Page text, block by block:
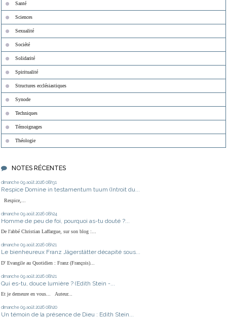
Santé
Sciences
Sexualité
Société
Solidarité
Spiritualité
Structures ecclésiastiques
Synode
Techniques
Témoignages
Théologie
NOTES RÉCENTES
dimanche 09 août 2026 08h31
Respice Domine in testamentum tuum (Introit du...
Respice,...
dimanche 09 août 2026 08h24
Homme de peu de foi, pourquoi as-tu douté ?...
De l'abbé Christian Laffargue, sur son blog :...
dimanche 09 août 2026 08h21
Le bienheureux Franz Jägerstätter décapité sous...
D' Evangile au Quotidien : Franz (François)...
dimanche 09 août 2026 08h21
Qui es-tu, douce lumière ? (Edith Stein -...
Et je demeure en vous... Auteur...
dimanche 09 août 2026 08h20
Un témoin de la présence de Dieu : Edith Stein...